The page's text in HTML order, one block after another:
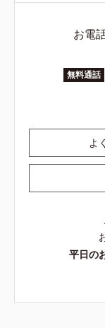
お電
無料通話
よ
平日の